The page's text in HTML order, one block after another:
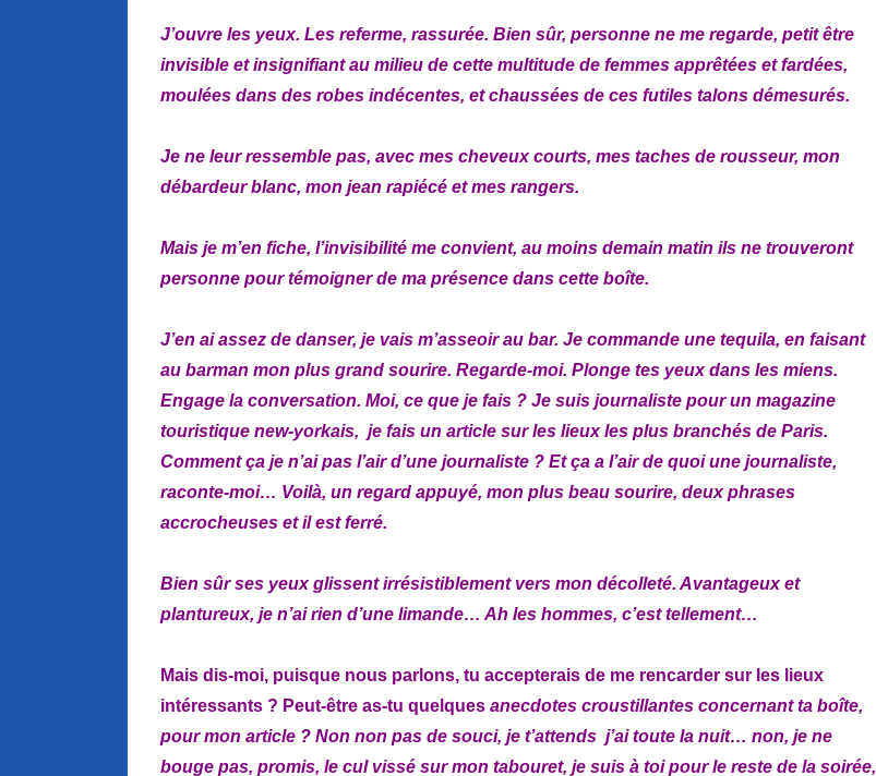
J’ouvre les yeux. Les referme, rassurée. Bien sûr, personne ne me regarde, petit être
invisible et insignifiant au milieu de cette multitude de femmes apprêtées et fardées,
moulées dans des robes indécentes, et chaussées de ces futiles talons démesurés.
Je ne leur ressemble pas, avec mes cheveux courts, mes taches de rousseur, mon
débardeur blanc, mon jean rapiécé et mes rangers.
Mais je m’en fiche, l’invisibilité me convient, au moins demain matin ils ne trouveront
personne pour témoigner de ma présence dans cette boîte.
J’en ai assez de danser, je vais m’asseoir au bar. Je commande une tequila, en faisant
au barman mon plus grand sourire. Regarde-moi. Plonge tes yeux dans les miens.
Engage la conversation. Moi, ce que je fais ? Je suis journaliste pour un magazine
touristique new-yorkais, je fais un article sur les lieux les plus branchés de Paris.
Comment ça je n’ai pas l’air d’une journaliste ? Et ça a l’air de quoi une journaliste,
raconte-moi… Voilà, un regard appuyé, mon plus beau sourire, deux phrases
accrocheuses et il est ferré.
Bien sûr ses yeux glissent irrésistiblement vers mon décolleté. Avantageux et
plantureux, je n’ai rien d’une limande… Ah les hommes, c’est tellement…
Mais dis-moi, puisque nous parlons, tu accepterais de me rencarder sur les lieux
intéressants ? Peut-être as-tu quelques anecdotes croustillantes concernant ta boîte,
pour mon article ? Non non pas de souci, je t’attends j’ai toute la nuit… non, je ne
bouge pas, promis, le cul vissé sur mon tabouret, je suis à toi pour le reste de la soirée,